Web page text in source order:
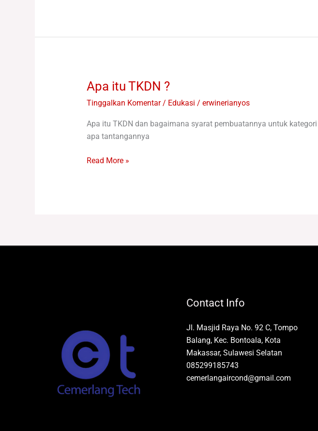
Apa itu TKDN ?
Tinggalkan Komentar / Edukasi / erwinerianyos
Apa itu TKDN dan bagaimana syarat pembuatannya untuk
apa tantangannya
Apa
TKDN
?
Read More »
Contact Info
Jl. Masjid Raya No. 92 C, Tompo
Balang, Kec. Bontoala, Kota
Makassar, Sulawesi Selatan
085299185743
cemerlangaircond@gmail.com